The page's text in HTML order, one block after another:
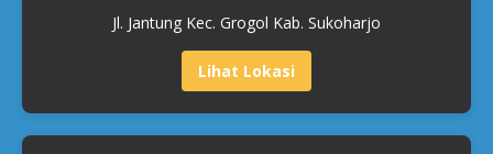
Jl. Jantung Kec. Grogol Kab. Sukoharjo
Lihat Lokasi